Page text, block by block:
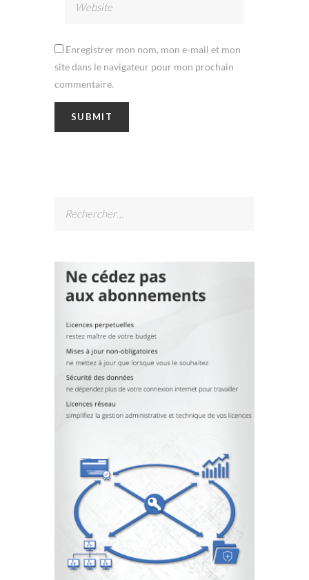
Enregistrer mon nom, mon e-mail et mon
site dans le navigateur pour mon prochain
commentaire.